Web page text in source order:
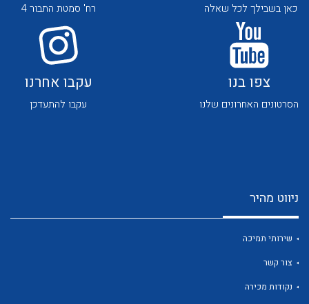
לכל מוצרי היצרן לכל מוצרי היצרן
כאן בשבילך לכל שאלה רח' סמטת התבור 4
צפו בנו
הסרטונים האחרונים שלנו
עקבו אחרנו
עקבו להתעדכן
ניווט מהיר
שירותי תמיכה
צור קשר
נקודות מכירה